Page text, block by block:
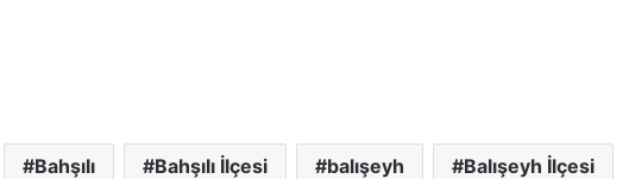
Bahşılı Bahşılı İlçesi balışeyh Balışeyh İlçesi